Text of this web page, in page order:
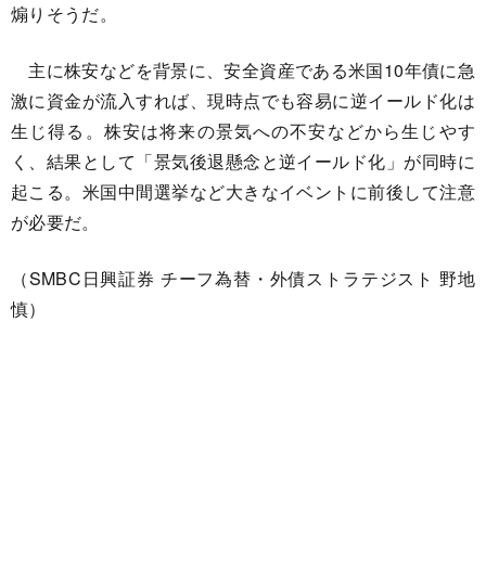
煽りそうだ。
主に株安などを背景に、安全資産である米国10年債に急
激に資金が流入すれば、現時点でも容易に逆イールド化は
生じ得る。株安は将来の景気への不安などから生じやす
く、結果として「景気後退懸念と逆イールド化」が同時に
起こる。米国中間選挙など大きなイベントに前後して注意
が必要だ。
（SMBC日興証券 チーフ為替・外債ストラテジスト 野地
慎）